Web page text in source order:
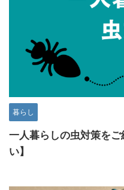
暮らし
一人暮らしの虫対策を
い】